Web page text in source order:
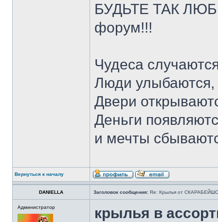
БУДЬТЕ ТАК
форум!!!
Чудеса
Люди улыбаются,
Двери
Деньги
и мечты
Вернуться к началу
DANIELLA Заголовок сообщения: Re: Крылья от
Администратор крылья в